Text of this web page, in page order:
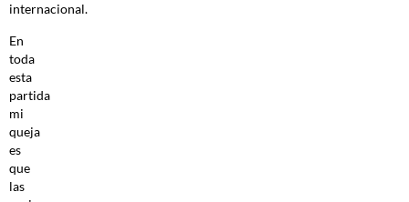
internacional.
En
toda
esta
partida
mi
queja
es
que
las